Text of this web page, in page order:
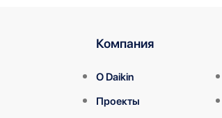
Компания
О Daikin
Проекты